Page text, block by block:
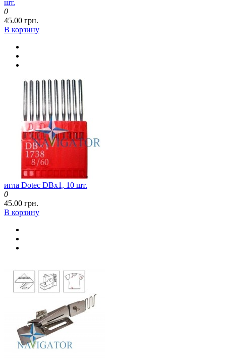
шт.
0
45.00 грн.
В корзину
игла Dotec DBx1, 10 шт.
0
45.00 грн.
В корзину